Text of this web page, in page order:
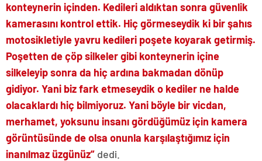
konteynerin içinden. Kedileri aldıktan sonra güvenlik
kamerasını kontrol ettik. Hiç görmeseydik ki bir şahıs
motosikletiyle yavru kedileri poşete koyarak getirmiş.
Poşetten de çöp silkeler gibi konteynerin içine
silkeleyip sonra da hiç ardına bakmadan dönüp
gidiyor. Yani biz fark etmeseydik o kediler ne halde
olacaklardı hiç bilmiyoruz. Yani böyle bir vicdan,
merhamet, yoksunu insanı gördüğümüz için kamera
görüntüsünde de olsa onunla karşılaştığımız için
inanılmaz üzgünüz” dedi.